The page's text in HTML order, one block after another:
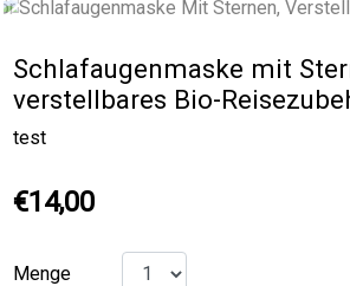
Schlafaugenmaske mit
verstellbares Bio-
test
€14,00
Menge